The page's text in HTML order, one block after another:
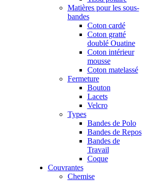
Matières pour les sous-
bandes
Coton cardé
Coton gratté
doublé Ouatine
Coton intérieur
mousse
Coton matelassé
Fermeture
Bouton
Lacets
Velcro
Types
Bandes de Polo
Bandes de Repos
Bandes de
Travail
Coque
Couvrantes
Chemise